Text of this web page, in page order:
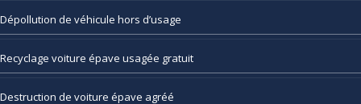
Dépollution de véhicule hors d’usage
Recyclage voiture épave usagée gratuit
Destruction de voiture épave agréé